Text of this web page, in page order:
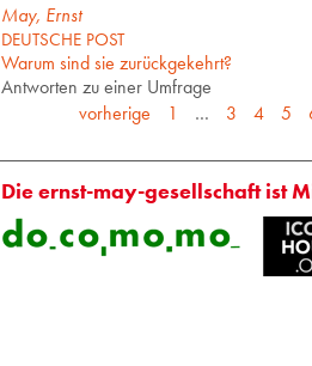
May, Ernst
DEUTSCHE POST
Warum sind sie zurückgekehrt?
Antworten zu einer Umfrage
vorherige
1 … 3 4 5
Die ernst-may-gesellschaft ist